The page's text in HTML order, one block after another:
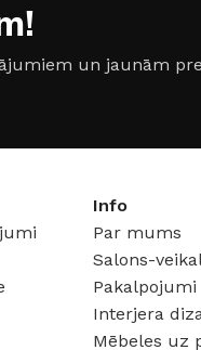
un jaunām
Info
Par mums
Salons-
Pakalpojumi
Interjera
Mēbeles uz